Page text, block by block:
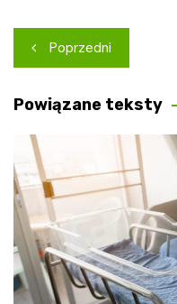
Nawigacja
wpisu
Poprzedni
Powiązane teksty